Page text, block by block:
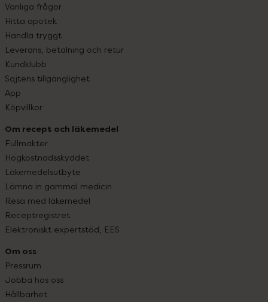
Vanliga frågor
Hitta apotek
Handla tryggt
Leverans, betalning och retur
Kundklubb
Sajtens tillgänglighet
App
Köpvillkor
Om recept och läkemedel
Fullmakter
Högkostnadsskyddet
Läkemedelsutbyte
Lämna in gammal medicin
Resa med läkemedel
Receptregistret
Elektroniskt expertstöd, EES
Om oss
Pressrum
Jobba hos oss
Hållbarhet